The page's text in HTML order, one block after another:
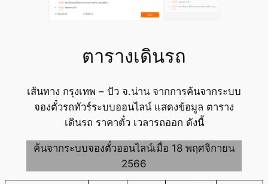
ตารางเดินรถ
เส้นทาง กรุงเทพ – ปัว จ.น่าน จากการค้นจากระบบ
จองตั๋วรถทัวร์ระบบออนไลน์ แสดงข้อมูล ตาราง
เดินรถ ราคาตั๋ว เวลารถออก ดังนี้
ค้นจากระบบจองตั๋วออนไลน์เมื่อ 18 พฤศจิกายน
2566